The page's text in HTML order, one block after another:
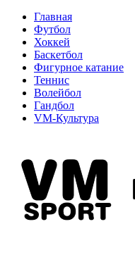
Главная
Футбол
Хоккей
Баскетбол
Фигурное катание
Теннис
Волейбол
Гандбол
VM-Культура